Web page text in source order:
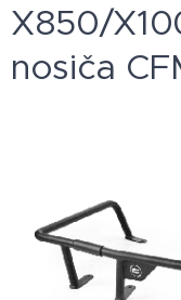
X850/
nosiča